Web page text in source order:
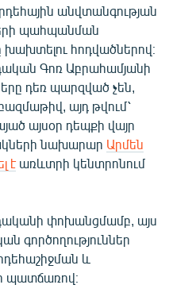
անվտանգության
պահպանման
հոդվածներով։
Գոռ Աբրահամյանի
դեռ պարզված չեն,
այդ թվում՝
այսօր դեպքի վայր
նախարար Արմեն
էառևտրի կենտրոնում
փոխանցմամբ, այս
գործողություններ
և
պատճառով։